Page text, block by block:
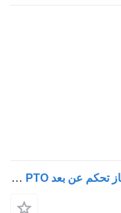
نظام قلاب MAN أفيمات هيدروليك + جهاز تحكم عن بعد PTO سعة 200 لتر لـ الشاحنات